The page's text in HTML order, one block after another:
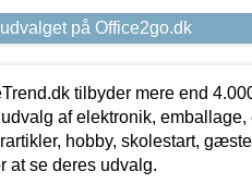
på Office2go.dk
tilbyder mere end
udvalg af elektronik,
hobby, skolestart,
at se deres udvalg.